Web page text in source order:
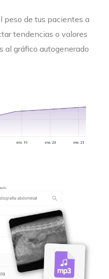
peso de tus pacientes a
tendencias o valores
al gráfico autogenerado